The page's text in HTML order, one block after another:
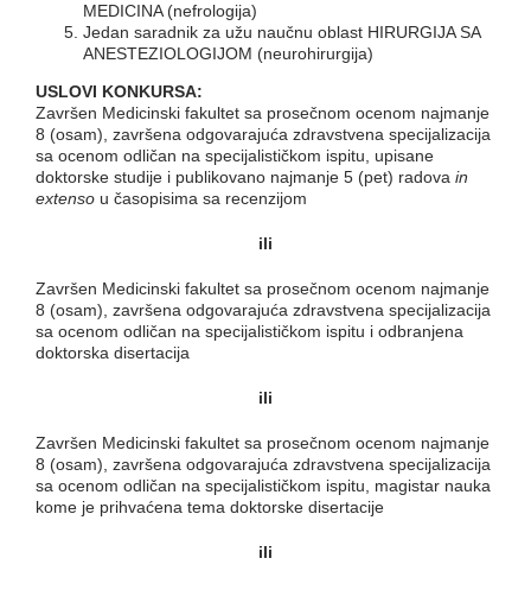
MEDICINA (nefrologija)
Jedan saradnik za užu naučnu oblast HIRURGIJA SA
ANESTEZIOLOGIJOM (neurohirurgija)
USLOVI KONKURSA:
Završen Medicinski fakultet sa prosečnom ocenom najmanje
8 (osam), završena odgovarajuća zdravstvena specijalizacija
sa ocenom odličan na specijalističkom ispitu, upisane
doktorske studije i publikovano najmanje 5 (pet) radova in
extenso u časopisima sa recenzijom
ili
Završen Medicinski fakultet sa prosečnom ocenom najmanje
8 (osam), završena odgovarajuća zdravstvena specijalizacija
sa ocenom odličan na specijalističkom ispitu i odbranjena
doktorska disertacija
ili
Završen Medicinski fakultet sa prosečnom ocenom najmanje
8 (osam), završena odgovarajuća zdravstvena specijalizacija
sa ocenom odličan na specijalističkom ispitu, magistar nauka
kome je prihvaćena tema doktorske disertacije
ili